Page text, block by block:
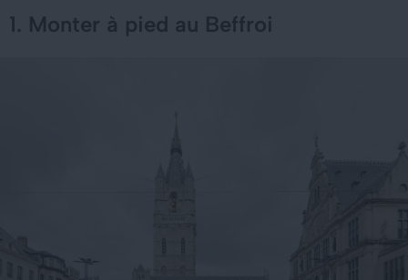
1. Monter à pied au Beffroi